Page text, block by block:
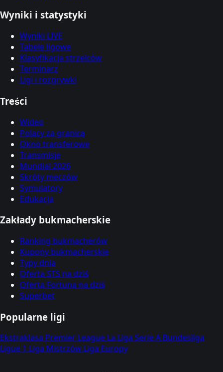
Wyniki i statystyki
Wyniki LIVE
Tabele ligowe
Klasyfikacja strzelców
Terminarz
Ligi i rozgrywki
Treści
Wideo
Polacy za granicą
Okno transferowe
Transmisje
Mundial 2026
Skróty meczów
Symulatory
Edukacja
Zakłady bukmacherskie
Ranking bukmacherów
Kupony bukmacherskie
Typy dnia
Oferta STS na dziś
Oferta Fortuna na dziś
Superbet
Popularne ligi
Ekstraklasa Premier League La Liga Serie A Bundesliga
Ligue 1 Liga Mistrzów Liga Europy